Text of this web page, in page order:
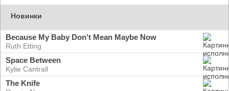
Новинки
Because My Baby Don't Mean Maybe Now
Ruth Etting
Space Between
Kylie Cantrall
The Knife